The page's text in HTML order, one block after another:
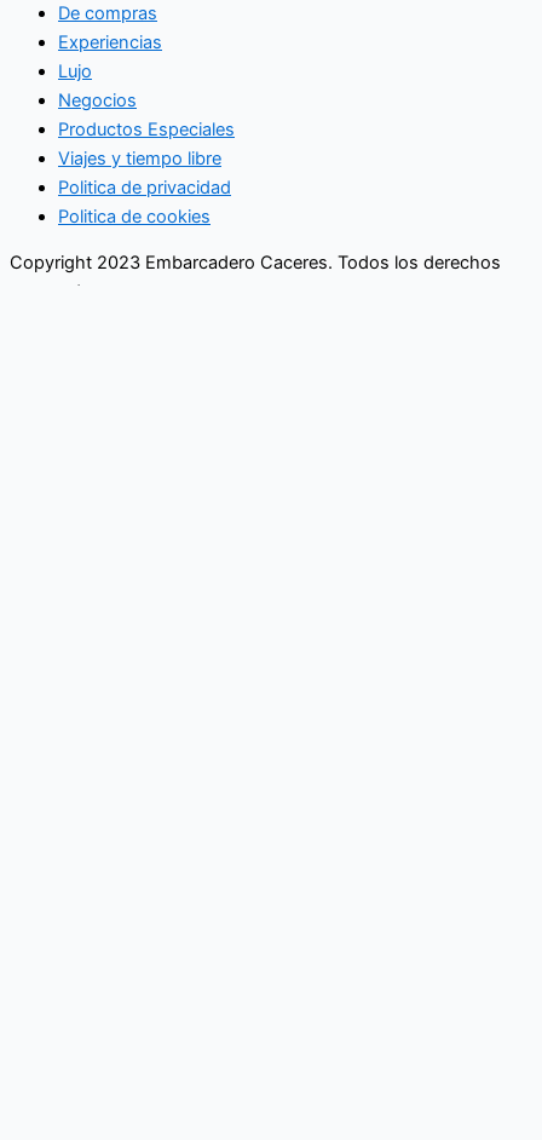
De compras
Experiencias
Lujo
Negocios
Productos Especiales
Viajes y tiempo libre
Politica de privacidad
Politica de cookies
Copyright 2023 Embarcadero Caceres. Todos los derechos
reservados